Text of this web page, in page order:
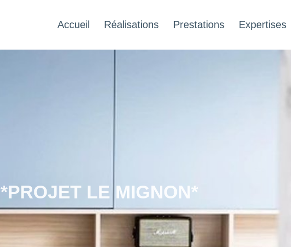
Accueil Réalisations Prestations Expertises
*PROJET LE MIGNON*